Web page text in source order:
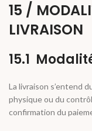
15 /
LIVRAISON
15.1
La livraison s’entend
physique ou du
confirmation du